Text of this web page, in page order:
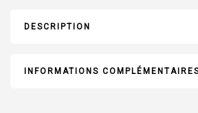
DESCRIPTION
INFORMATIONS